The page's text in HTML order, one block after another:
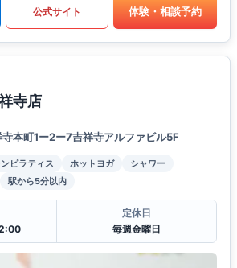
公式サイト 体験・相談予約
寺店
本町1ー2ー7吉祥寺アルファビル5F
ピラティス ホットヨガ
シャワー
駅から5分以内
定休日
毎週金曜日